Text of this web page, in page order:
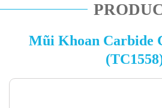
Mũi Khoan Carbide